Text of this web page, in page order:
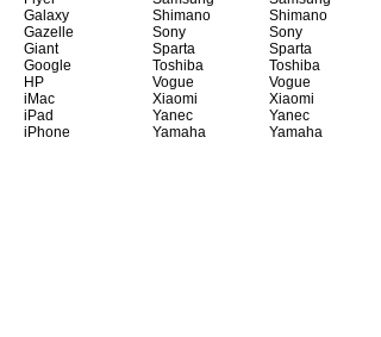
Galaxy
Gazelle
Giant
Google
HP
iMac
iPad
iPhone
Shimano
Sony
Sparta
Toshiba
Vogue
Xiaomi
Yanec
Yamaha
Shimano
Sony
Sparta
Toshiba
Vogue
Xiaomi
Yanec
Yamaha